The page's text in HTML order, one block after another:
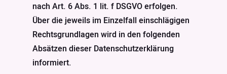
nach Art. 6 Abs. 1 lit. f DSGVO erfolgen.
Über die jeweils im Einzelfall einschlägigen
Rechtsgrundlagen wird in den folgenden
Absätzen dieser Datenschutzerklärung
informiert.